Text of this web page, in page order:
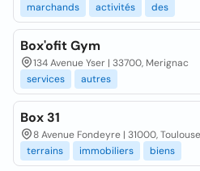
marchands
activités des
Box'ofit Gym
134 Avenue Yser | 33700, Merignac
services
autres
Box 31
8 Avenue Fondeyre | 31000, Toulouse
terrains
immobiliers biens